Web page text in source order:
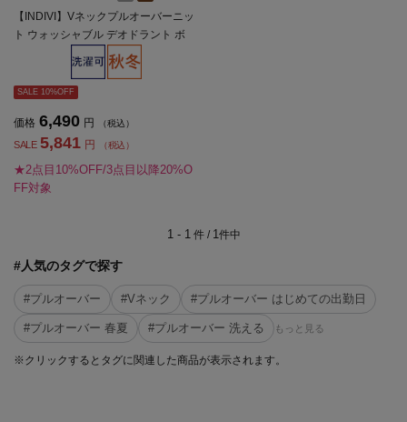
【INDIVI】Vネックプルオーバーニッ
ト ウォッシャブル デオドラント ボ
ーダー 秋冬【レディース】
SALE 10%OFF
価格 6,490 円 （税込）
SALE 5,841 円 （税込）
★2点目10%OFF/3点目以降20%O
FF対象
1 - 1件 / 1件中
#人気のタグで探す
#プルオーバー #Vネック #プルオーバー はじめての出勤日
#プルオーバー 春夏 #プルオーバー 洗える もっと見る
※クリックするとタグに関連した商品が表示されます。